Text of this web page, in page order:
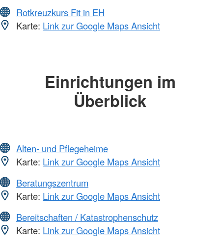
Rotkreuzkurs Fit in EH
Karte: Link zur Google Maps Ansicht
Einrichtungen im
Überblick
Alten- und Pflegeheime
Karte: Link zur Google Maps Ansicht
Beratungszentrum
Karte: Link zur Google Maps Ansicht
Bereitschaften / Katastrophenschutz
Karte: Link zur Google Maps Ansicht